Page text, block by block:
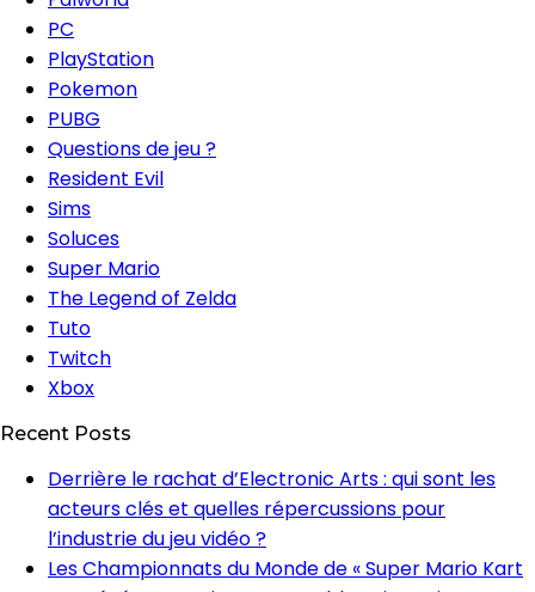
PC
PlayStation
Pokemon
PUBG
Questions de jeu ?
Resident Evil
Sims
Soluces
Super Mario
The Legend of Zelda
Tuto
Twitch
Xbox
Recent Posts
Derrière le rachat d’Electronic Arts : qui sont les
acteurs clés et quelles répercussions pour
l’industrie du jeu vidéo ?
Les Championnats du Monde de « Super Mario Kart